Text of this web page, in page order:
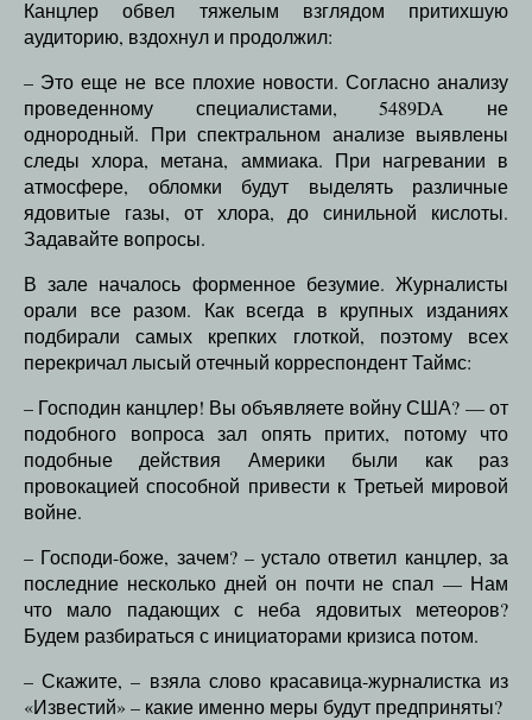
Канцлер обвел тяжелым взглядом притихшую
аудиторию, вздохнул и продолжил:
– Это еще не все плохие новости. Согласно анализу
проведенному специалистами, 5489DA не
однородный. При спектральном анализе выявлены
следы хлора, метана, аммиака. При нагревании в
атмосфере, обломки будут выделять различные
ядовитые газы, от хлора, до синильной кислоты.
Задавайте вопросы.
В зале началось форменное безумие. Журналисты
орали все разом. Как всегда в крупных изданиях
подбирали самых крепких глоткой, поэтому всех
перекричал лысый отечный корреспондент Таймс:
– Господин канцлер! Вы объявляете войну США? — от
подобного вопроса зал опять притих, потому что
подобные действия Америки были как раз
провокацией способной привести к Третьей мировой
войне.
– Господи-боже, зачем? – устало ответил канцлер, за
последние несколько дней он почти не спал — Нам
что мало падающих с неба ядовитых метеоров?
Будем разбираться с инициаторами кризиса потом.
– Скажите, – взяла слово красавица-журналистка из
«Известий» – какие именно меры будут предприняты?